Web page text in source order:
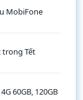
MobiFone
trong Tết
60GB, 120GB